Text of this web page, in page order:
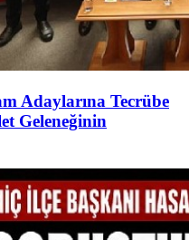
Adaylarına Tecrübe
Geleneğinin